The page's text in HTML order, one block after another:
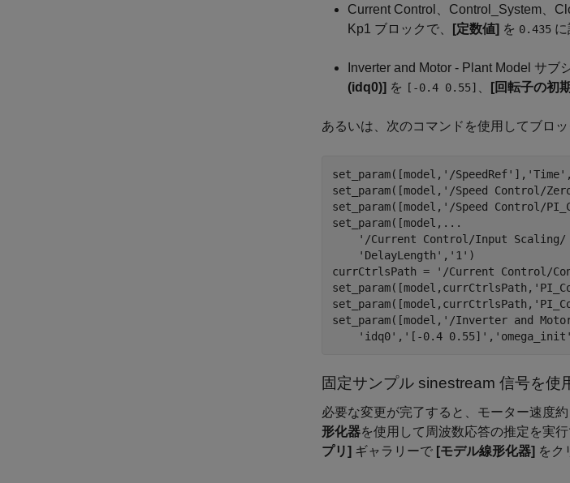
Current Control、Control_System、
Kp1 ブロックで、
[定数値] を 0.435
Inverter and Motor - Plant Model サブ
(idq0)] を [-0.4 0.55] [回転子の初
あるいは、次のコマンドを使用してブロ
set_param([model, '/SpeedRef' ], 'Time' ,
set_param([model, '/Speed Control/
set_param([model, '/Speed Control/
set_param([model, ...
'/Current Control/Input Scaling/
'DelayLength' , '1' )
currCtrlsPath =
'/Current Control/
set_param([model,currCtrlsPath,
set_param([model,currCtrlsPath,
set_param([model, '/Inverter and Motor
'idq0' , '[-0.4 0.55]' , 'omega_init'
固定サンプル sinestream 信号を使
必要な変更が完了すると、モーター速度
形化器を使用して周波数応答の推定を実行
プリ] ギャラリーで [モデル線形化器] をク